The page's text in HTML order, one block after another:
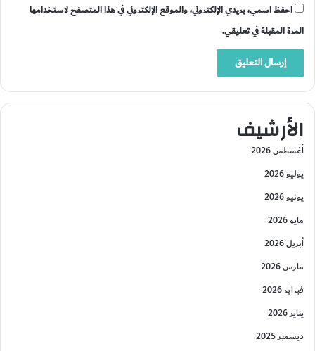
احفظ اسمي، بريدي الإلكتروني، والموقع الإلكتروني في هذا المتصفح لاستخدامها
المرة المقبلة في تعليقي.
الأرشيف
أغسطس 2026
يوليو 2026
يونيو 2026
مايو 2026
أبريل 2026
مارس 2026
فبراير 2026
يناير 2026
ديسمبر 2025